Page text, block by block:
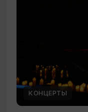
КОНЦЕРТЫ